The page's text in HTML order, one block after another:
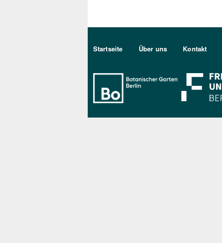
Sekundärmenu DE
Startseite Über uns Kontakt
Bo Berlin